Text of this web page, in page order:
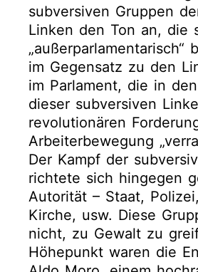
subversiven Gruppen
Linken den Ton an, die
„außerparlamentarisch“
im Gegensatz zu den
im Parlament, die in
dieser subversiven
revolutionären
Arbeiterbewegung
Der Kampf der
richtete sich hingegen
Autorität – Staat,
Kirche, usw. Diese
nicht, zu Gewalt zu
Höhepunkt waren die